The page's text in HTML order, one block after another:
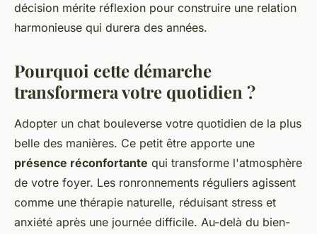
décision mérite réflexion pour construire une relation
harmonieuse qui durera des années.
Pourquoi cette démarche
transformera votre quotidien ?
Adopter un chat bouleverse votre quotidien de la plus
belle des manières. Ce petit être apporte une
présence réconfortante qui transforme l'atmosphère
de votre foyer. Les ronronnements réguliers agissent
comme une thérapie naturelle, réduisant stress et
anxiété après une journée difficile. Au-delà du bien-